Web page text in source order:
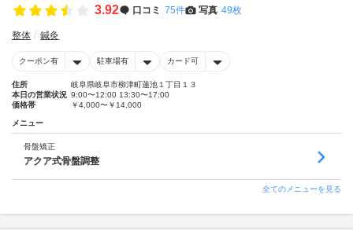
3.92 口コミ 75件 写真 49枚
整体 鍼灸
クーポン有 駐車場有 カード可
住所
岐阜県岐阜市柳津町蓮池１丁目１３
本日の営業状況 9:00〜12:00 13:30〜17:00
価格帯
￥4,000〜￥14,000
メニュー
骨盤矯正
アクア式骨盤調整
全てのメニューを見る